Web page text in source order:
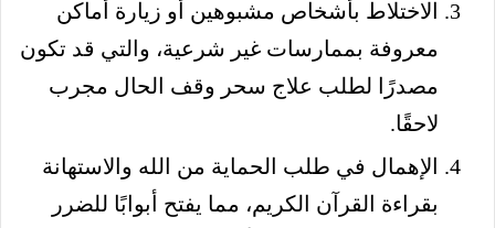
الاختلاط بأشخاص مشبوهين أو زيارة أماكن
معروفة بممارسات غير شرعية، والتي قد تكون
مصدرًا لطلب علاج سحر وقف الحال مجرب
لاحقًا.
الإهمال في طلب الحماية من الله والاستهانة
بقراءة القرآن الكريم، مما يفتح أبوابًا للضرر